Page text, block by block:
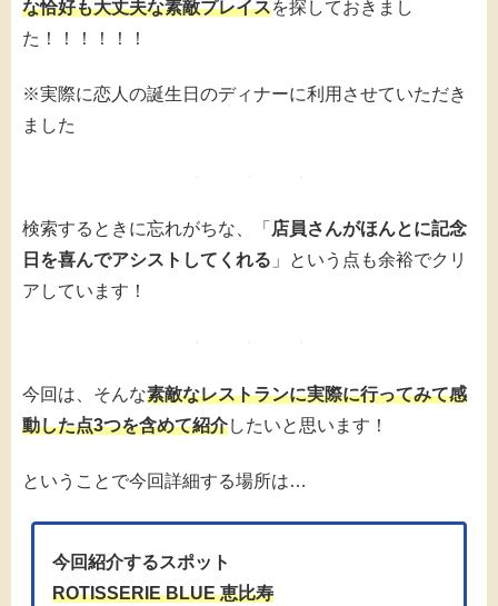
な恰好も大丈夫な素敵プレイスを探しておきまし
た！！！！！！
※実際に恋人の誕生日のディナーに利用させていただき
ました
検索するときに忘れがちな、「 店員さんがほんとに記念
日を喜んでアシストしてくれる 」という点も余裕でクリ
アしています！
今回は、そんな素敵なレストランに実際に行ってみて感
動した点3つを含めて紹介したいと思います！
ということで今回詳細する場所は…
今回紹介するスポット
ROTISSERIE BLUE 恵比寿